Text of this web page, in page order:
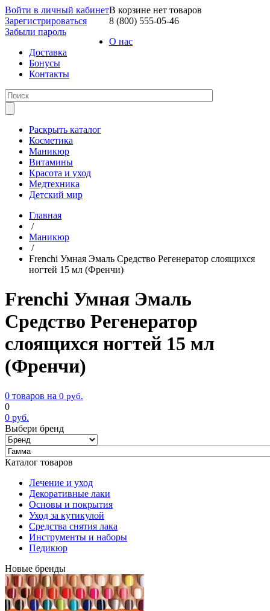
Войти в личный кабинет
Зарегистрироваться
Забыли пароль
В корзине нет товаров
8 (800) 555-05-46
О нас
Доставка
Бонусы
Контакты
Раскрыть каталог
Косметика
Маникюр
Витамины
Красота и уход
Медтехника
Детский мир
Главная
/
Маникюр
/
Frenchi Умная Эмаль Средство Регенератор слоящихся
ногтей 15 мл (Френчи)
Frenchi Умная Эмаль
Средство Регенератор
слоящихся ногтей 15 мл
(Френчи)
0 товаров на 0 руб.
0
0 руб.
Выбери бренд
Каталог товаров
Лечение и уход
Декоративные лаки
Основы и покрытия
Уход за кутикулой
Средства снятия лака
Инструменты и наборы
Педикюр
Новые бренды